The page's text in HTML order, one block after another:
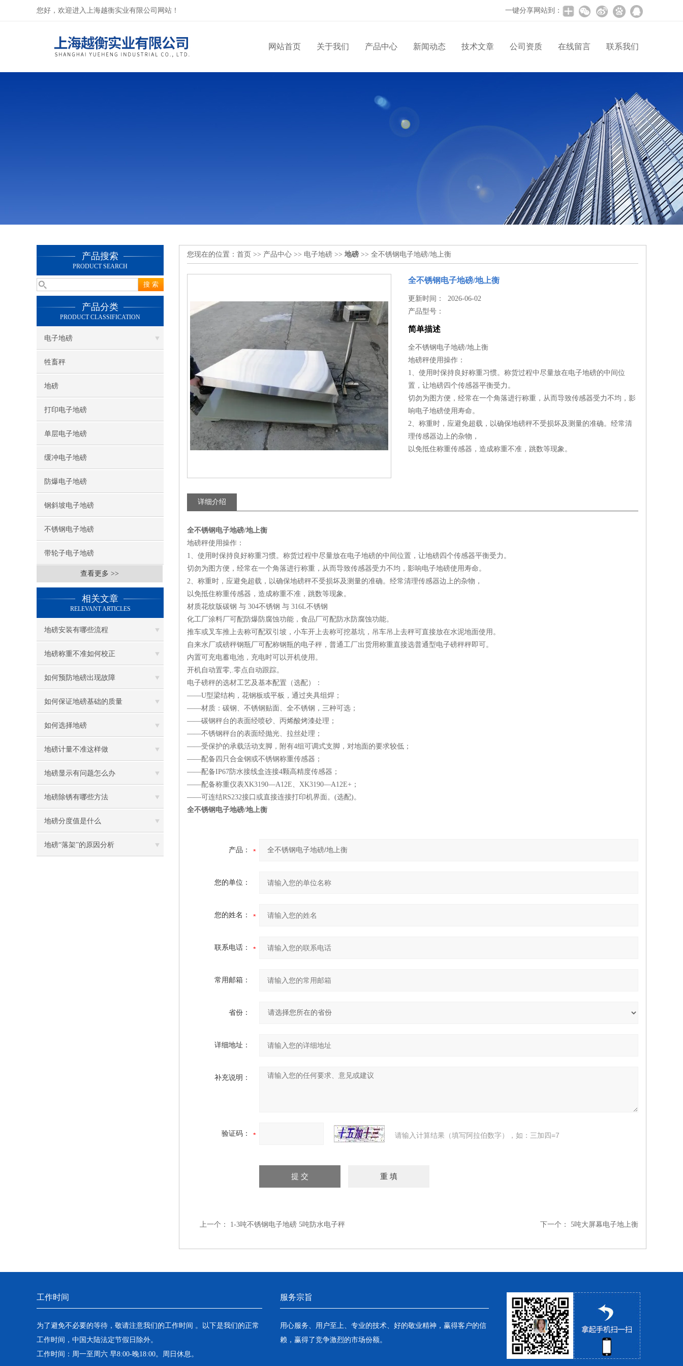
您好，欢迎进入上海越衡实业有限公司网站！ 一键分享网站到：
网站首页 关于我们 产品中心 新闻动态 技术文章 公司资质 在线留言 联系我们
产品搜索
PRODUCT SEARCH
产品分类
PRODUCT CLASSIFICATION
电子地磅
牲畜秤
地磅
打印电子地磅
单层电子地磅
缓冲电子地磅
防爆电子地磅
钢斜坡电子地磅
不锈钢电子地磅
带轮子电子地磅
查看更多 >>
相关文章
RELEVANT ARTICLES
地磅安装有哪些流程
地磅称重不准如何校正
如何预防地磅出现故障
如何保证地磅基础的质量
如何选择地磅
地磅计量不准这样做
地磅显示有问题怎么办
地磅除锈有哪些方法
地磅分度值是什么
地磅“落架”的原因分析
您现在的位置： 首页 >> 产品中心 >> 电子地磅 >> 地磅 >> 全不锈钢电子地磅/地上衡
全不锈钢电子地磅/地上衡
更新时间： 2026-06-02
产品型号：
简单描述
全不锈钢电子地磅/地上衡
地磅秤使用操作：
1、使用时保持良好称重习惯。称货过程中尽量放在电子地磅的中间位
置，让地磅四个传感器平衡受力。
切勿为图方便，经常在一个角落进行称重，从而导致传感器受力不均，影
响电子地磅使用寿命。
2、称重时，应避免超载，以确保地磅秤不受损坏及测量的准确。经常清
理传感器边上的杂物，
以免抵住称重传感器，造成称重不准，跳数等现象。
详细介绍
全不锈钢电子地磅/地上衡
地磅秤使用操作：
1、使用时保持良好称重习惯。称货过程中尽量放在电子地磅的中间位置，让地磅四个传感器平衡受力。
切勿为图方便，经常在一个角落进行称重，从而导致传感器受力不均，影响电子地磅使用寿命。
2、称重时，应避免超载，以确保地磅秤不受损坏及测量的准确。经常清理传感器边上的杂物，
以免抵住称重传感器，造成称重不准，跳数等现象。
材质花纹版碳钢 与 304不锈钢 与 316L不锈钢
化工厂涂料厂可配防爆防腐蚀功能，食品厂可配防水防腐蚀功能。
推车或叉车推上去称可配双引坡，小车开上去称可挖基坑，吊车吊上去秤可直接放在水泥地面使用。
自来水厂或磅秤钢瓶厂可配称钢瓶的电子秤，普通工厂出货用称重直接选普通型电子磅秤秤即可。
内置可充电蓄电池，充电时可以开机使用。
开机自动置零,.零点自动跟踪。
电子磅秤的选材工艺及基本配置（选配）：
——U型梁结构，花钢板或平板，通过夹具组焊；
——材质：碳钢、不锈钢贴面、全不锈钢，三种可选；
——碳钢秤台的表面经喷砂、丙烯酸烤漆处理；
——不锈钢秤台的表面经抛光、拉丝处理；
——受保护的承载活动支脚，附有4组可调式支脚，对地面的要求较低；
——配备四只合金钢或不锈钢称重传感器；
——配备IP67防水接线盒连接4颗高精度传感器；
——配备称重仪表XK3190—A12E、XK3190—A12E+；
——可连结RS232接口或直接连接打印机界面。(选配)。
全不锈钢电子地磅/地上衡
产品：
您的单位：
您的姓名：
联系电话：
常用邮箱：
省份：
详细地址：
补充说明：
验证码： 请输入计算结果（填写阿拉伯数字），如：三加四=7
上一个： 1-3吨不锈钢电子地磅 5吨防水电子秤 下一个： 5吨大屏幕电子地上衡
工作时间
为了避免不必要的等待，敬请注意我们的工作时间 。以下是我们的正常
工作时间，中国大陆法定节假日除外。
工作时间：周一至周六 早8:00-晚18:00。周日休息。
服务宗旨
用心服务、用户至上、专业的技术、好的敬业精神，赢得客户的信
赖，赢得了竞争激烈的市场份额。